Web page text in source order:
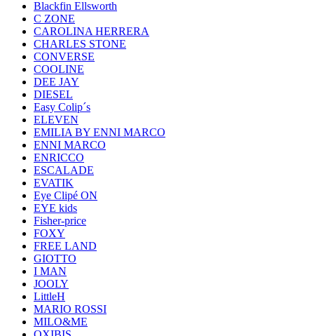
Blackfin Ellsworth
C ZONE
CAROLINA HERRERA
CHARLES STONE
CONVERSE
COOLINE
DEE JAY
DIESEL
Easy Colip´s
ELEVEN
EMILIA BY ENNI MARCO
ENNI MARCO
ENRICCO
ESCALADE
EVATIK
Eye Clipé ON
EYE kids
Fisher-price
FOXY
FREE LAND
GIOTTO
I MAN
JOOLY
LittleH
MARIO ROSSI
MILO&ME